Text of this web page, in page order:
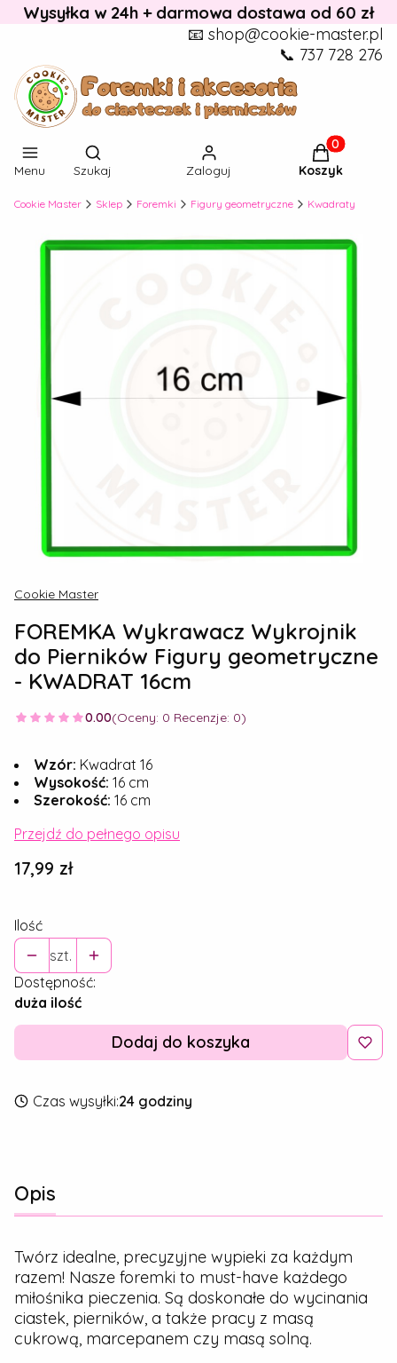
Wysyłka w 24h + darmowa dostawa od 60 zł
📧 shop@cookie-master.pl
📞 737 728 276
Menu
Otwórz wyszukiwarkę
Szukaj Zaloguj
Produkty w
Koszyk
Cookie Master Sklep Foremki Figury geometryczne Kwadraty
Cookie Master
FOREMKA Wykrawacz Wykrojnik
do Pierników Figury geometryczne
- KWADRAT 16cm
0.00(Oceny: 0 Recenzje: 0)
Wzór: Kwadrat 16
Wysokość: 16 cm
Szerokość: 16 cm
Przejdź do pełnego opisu
Cena
17,99 zł
Ilość
szt.
Dostępność:
duża ilość
Dodaj do koszyka
Czas wysyłki:24 godziny
Opis
Twórz idealne, precyzyjne wypieki za każdym
razem! Nasze foremki to must-have każdego
miłośnika pieczenia. Są doskonałe do wycinania
ciastek, pierników, a także pracy z masą
cukrową, marcepanem czy masą solną.